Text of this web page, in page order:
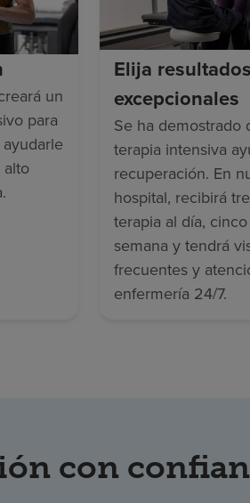
un
para
Elija resultados
excepcionales
Se ha demostrado
terapia intensiva
recuperación. En
hospital, recibirá
terapia al día,
semana y tendrá
frecuentes y
enfermería 24/7.
con